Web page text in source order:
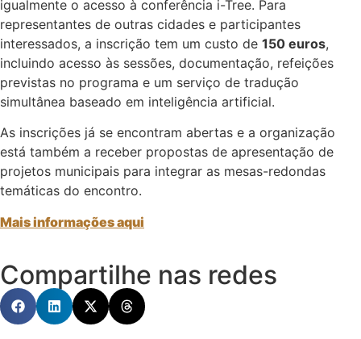
igualmente o acesso à conferência i-Tree. Para
representantes de outras cidades e participantes
interessados, a inscrição tem um custo de 150 euros,
incluindo acesso às sessões, documentação, refeições
previstas no programa e um serviço de tradução
simultânea baseado em inteligência artificial.
As inscrições já se encontram abertas e a organização
está também a receber propostas de apresentação de
projetos municipais para integrar as mesas-redondas
temáticas do encontro.
Mais informações aqui
Compartilhe nas redes